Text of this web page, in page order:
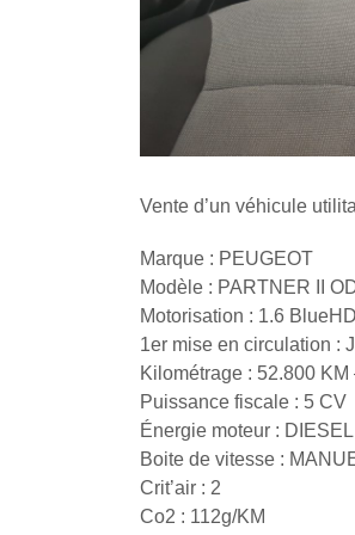
Vente d’un véhicule
Marque : PEUGEOT
Modèle : PARTNER II
Motorisation : 1.6
1er mise en circulation :
Kilométrage : 52.800
Puissance fiscale : 5 CV
Énergie moteur : DIESEL
Boite de vitesse :
Crit’air : 2
Co2 : 112g/KM